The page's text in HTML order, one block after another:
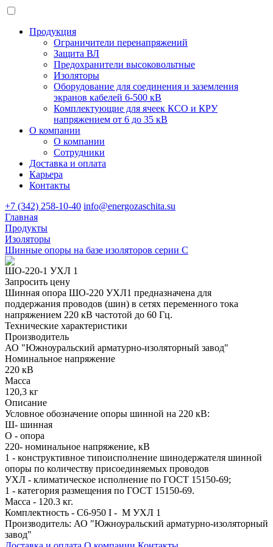
Продукция
Ограничители перенапряжений
Защита ВЛ
Предохранители высоковольтные
Изоляторы
Оборудование для соединения и заземления
экранов кабелей 6-500 кВ
Комплектующие для ячеек КСО и КРУ
напряжением от 6 до 35 кВ
О компании
О компании
Сотрудники
Доставка и оплата
Карьера
Контакты
+7 (342) 258-10-40 info@energozaschita.su
Главная
Продукты
Изоляторы
Шинные опоры на базе изоляторов серии С
ШО-220-1 УХЛ 1
Запросить цену
Шинная опора ШО-220 УXЛ1 предназначена для
поддержания проводов (шин) в сетях переменного тока
напряжением 220 кВ частотой до 60 Гц.
Технические характеристики
Производитель
АО "Южноуральский арматурно-изоляторный завод"
Номинальное напряжение
220 кВ
Масса
120,3 кг
Описание
Условное обозначение опоры шинной на 220 кВ:
Ш- шинная
О - опора
220- номинальное напряжение, кВ
1 - конструктивное типоисполнение шинодержателя шинной
опоры по количеству присоединяемых проводов
УХЛ - климатическое исполнение по ГОСТ 15150-69;
1 - категория размещения по ГОСТ 15150-69.
Масса - 120.3 кг.
Комплектность - С6-950 I - М УХЛ 1
Производитель: АО "Южноуральский арматурно-изоляторный
завод"